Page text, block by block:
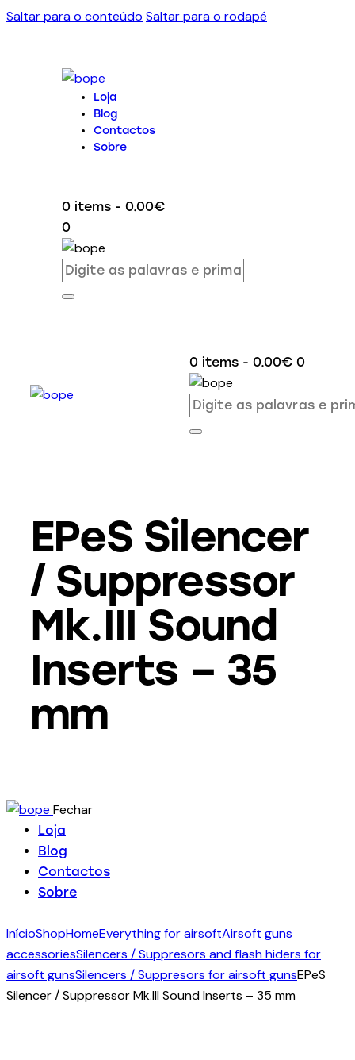
Saltar para o conteúdo Saltar para o rodapé
Loja
Blog
Contactos
Sobre
0 items - 0.00€
0
0 items - 0.00€ 0
EPeS Silencer
/ Suppressor
Mk.III Sound
Inserts – 35
mm
Fechar
Loja
Blog
Contactos
Sobre
InícioShopHomeEverything for airsoftAirsoft guns
accessoriesSilencers / Suppresors and flash hiders for
airsoft gunsSilencers / Suppresors for airsoft gunsEPeS
Silencer / Suppressor Mk.III Sound Inserts – 35 mm